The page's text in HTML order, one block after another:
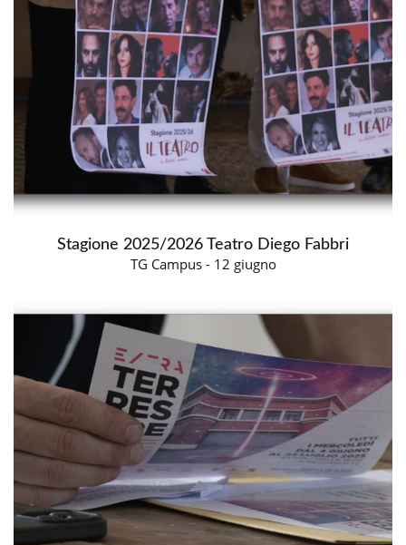
Stagione 2025/2026 Teatro Diego Fabbri
TG Campus - 12 giugno